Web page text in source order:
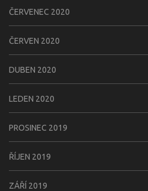
ČERVENEC 2020
ČERVEN 2020
DUBEN 2020
LEDEN 2020
PROSINEC 2019
ŘÍJEN 2019
ZÁŘÍ 2019